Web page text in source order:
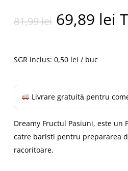
81,99lei Prețul
inițial
fost:
81,99 lei.
69,89 lei
SGR inclus: 0,50 lei / buc
Livrare gratuită pentru
Dreamy Fructul Pasiuni, este un
catre baristi pentru prepararea
racoritoare.